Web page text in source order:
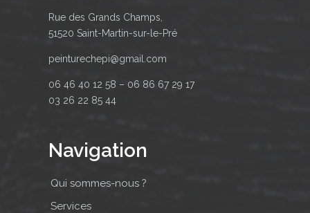
Rue des Grands Champs,
51520 Saint-Martin-sur-le-Pré
peinturechepi@gmail.com
06 46 40 12 58 – 06 86 67 29 17
03 26 22 85 44
Navigation
Qui sommes-nous ?
Services